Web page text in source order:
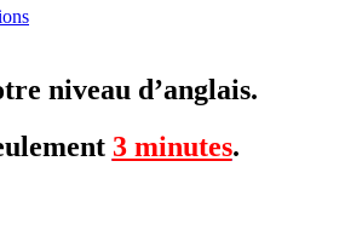
niveau d’anglais.
3 minutes.